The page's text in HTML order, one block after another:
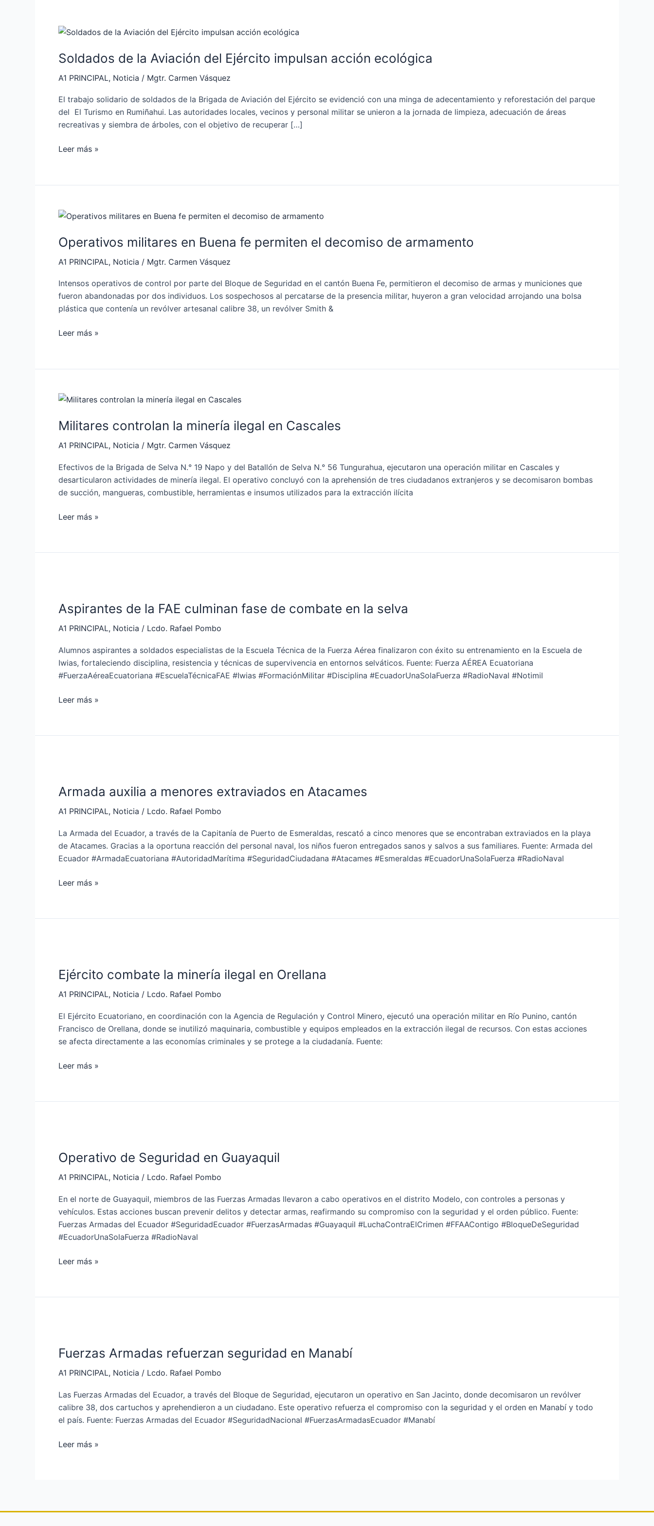
Soldados de la Aviación del Ejército impulsan acción ecológica
A1 PRINCIPAL, Noticia / Mgtr. Carmen Vásquez
El trabajo solidario de soldados de la Brigada de Aviación del Ejército se evidenció con una minga de adecentamiento y reforestación del parque
del El Turismo en Rumiñahui. Las autoridades locales, vecinos y personal militar se unieron a la jornada de limpieza, adecuación de áreas
recreativas y siembra de árboles, con el objetivo de recuperar […]
Soldados
la
del
Ejército
impulsan
Leer más »
Operativos militares en Buena fe permiten el decomiso de armamento
A1 PRINCIPAL, Noticia / Mgtr. Carmen Vásquez
Intensos operativos de control por parte del Bloque de Seguridad en el cantón Buena Fe, permitieron el decomiso de armas y municiones que
fueron abandonadas por dos individuos. Los sospechosos al percatarse de la presencia militar, huyeron a gran velocidad arrojando una bolsa
plástica que contenía un revólver artesanal calibre 38, un revólver Smith &
Operativos
en
Buena
fe
permiten
el
decomiso
de
armamento
Leer más »
Militares controlan la minería ilegal en Cascales
A1 PRINCIPAL, Noticia / Mgtr. Carmen Vásquez
Efectivos de la Brigada de Selva N.° 19 Napo y del Batallón de Selva N.° 56 Tungurahua, ejecutaron una operación militar en Cascales y
desarticularon actividades de minería ilegal. El operativo concluyó con la aprehensión de tres ciudadanos extranjeros y se decomisaron bombas
de succión, mangueras, combustible, herramientas e insumos utilizados para la extracción ilícita
Militares
la
ilegal
en
Leer más »
Aspirantes de la FAE culminan fase de combate en la selva
A1 PRINCIPAL, Noticia / Lcdo. Rafael Pombo
Alumnos aspirantes a soldados especialistas de la Escuela Técnica de la Fuerza Aérea finalizaron con éxito su entrenamiento en la Escuela de
Iwias, fortaleciendo disciplina, resistencia y técnicas de supervivencia en entornos selváticos. Fuente: Fuerza AÉREA Ecuatoriana
#FuerzaAéreaEcuatoriana #EscuelaTécnicaFAE #Iwias #FormaciónMilitar #Disciplina #EcuadorUnaSolaFuerza #RadioNaval #Notimil
la
culminan
fase
de
combate
laLeer más »
Armada auxilia a menores extraviados en Atacames
A1 PRINCIPAL, Noticia / Lcdo. Rafael Pombo
La Armada del Ecuador, a través de la Capitanía de Puerto de Esmeraldas, rescató a cinco menores que se encontraban extraviados en la playa
de Atacames. Gracias a la oportuna reacción del personal naval, los niños fueron entregados sanos y salvos a sus familiares. Fuente: Armada del
Ecuador #ArmadaEcuatoriana #AutoridadMarítima #SeguridadCiudadana #Atacames #Esmeraldas #EcuadorUnaSolaFuerza #RadioNaval
a
extraviados
en
Atacames
Leer más »
Ejército combate la minería ilegal en Orellana
A1 PRINCIPAL, Noticia / Lcdo. Rafael Pombo
El Ejército Ecuatoriano, en coordinación con la Agencia de Regulación y Control Minero, ejecutó una operación militar en Río Punino, cantón
Francisco de Orellana, donde se inutilizó maquinaria, combustible y equipos empleados en la extracción ilegal de recursos. Con estas acciones
se afecta directamente a las economías criminales y se protege a la ciudadanía. Fuente:
la
ilegal
en
Orellana
Leer más »
Operativo de Seguridad en Guayaquil
A1 PRINCIPAL, Noticia / Lcdo. Rafael Pombo
En el norte de Guayaquil, miembros de las Fuerzas Armadas llevaron a cabo operativos en el distrito Modelo, con controles a personas y
vehículos. Estas acciones buscan prevenir delitos y detectar armas, reafirmando su compromiso con la seguridad y el orden público. Fuente:
Fuerzas Armadas del Ecuador #SeguridadEcuador #FuerzasArmadas #Guayaquil #LuchaContraElCrimen #FFAAContigo #BloqueDeSeguridad
#EcuadorUnaSolaFuerza #RadioNaval
Seguridad
Guayaquil
Leer más »
Fuerzas Armadas refuerzan seguridad en Manabí
A1 PRINCIPAL, Noticia / Lcdo. Rafael Pombo
Las Fuerzas Armadas del Ecuador, a través del Bloque de Seguridad, ejecutaron un operativo en San Jacinto, donde decomisaron un revólver
calibre 38, dos cartuchos y aprehendieron a un ciudadano. Este operativo refuerza el compromiso con la seguridad y el orden en Manabí y todo
el país. Fuente: Fuerzas Armadas del Ecuador #SeguridadNacional #FuerzasArmadasEcuador #Manabí
refuerzan
en
Manabí
Leer más »